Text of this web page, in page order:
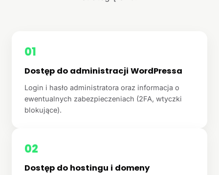
01
Dostęp do administracji WordPressa
Login i hasło administratora oraz informacja o
ewentualnych zabezpieczeniach (2FA, wtyczki
blokujące).
02
Dostęp do hostingu i domeny